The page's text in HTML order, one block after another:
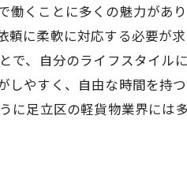
くことに多くの魅力があ
に柔軟に対応する必要が
、自分のライフスタイル
やすく、自由な時間を持
足立区の軽貨物業界には